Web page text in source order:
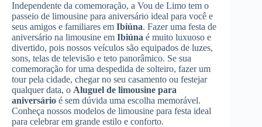
Independente da comemoração, a Vou de Limo tem o
passeio de limousine para aniversário ideal para você e
seus amigos e familiares em Ibiúna. Fazer uma festa de
aniversário na limousine em Ibiúna é muito luxuoso e
divertido, pois nossos veículos são equipados de luzes,
sons, telas de televisão e teto panorâmico. Se sua
comemoração for uma despedida de solteiro, fazer um
tour pela cidade, chegar no seu casamento ou festejar
qualquer data, o Aluguel de limousine para
aniversário é sem dúvida uma escolha memorável.
Conheça nossos modelos de limousine para festa ideal
para celebrar em grande estilo e conforto.